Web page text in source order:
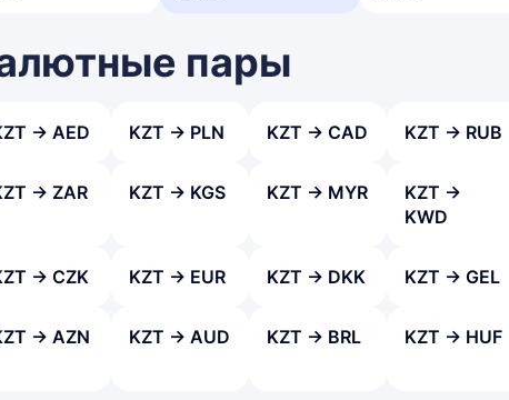
пары
→ AED KZT → PLN KZT → CAD KZT → RUB
→ ZAR KZT → KGS KZT → MYR
KZT →
KWD
→ CZK KZT → EUR KZT → DKK KZT → GEL
→ AZN KZT → AUD KZT → BRL KZT → HUF